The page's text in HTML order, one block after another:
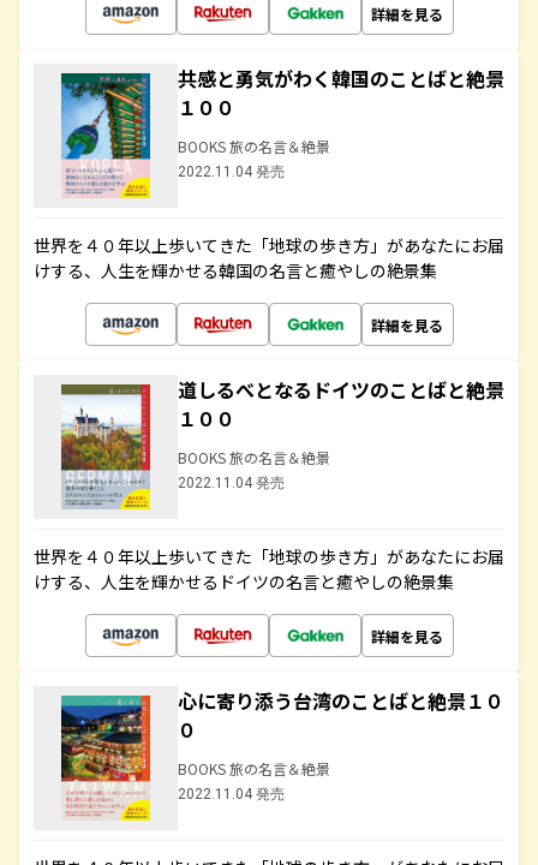
詳細を見る
共感と勇気がわく韓国のことばと絶景
１００
BOOKS 旅の名言＆絶景
2022.11.04 発売
世界を４０年以上歩いてきた「地球の歩き方」があなたにお届
けする、人生を輝かせる韓国の名言と癒やしの絶景集
詳細を見る
道しるべとなるドイツのことばと絶景
１００
BOOKS 旅の名言＆絶景
2022.11.04 発売
世界を４０年以上歩いてきた「地球の歩き方」があなたにお届
けする、人生を輝かせるドイツの名言と癒やしの絶景集
詳細を見る
心に寄り添う台湾のことばと絶景１０
０
BOOKS 旅の名言＆絶景
2022.11.04 発売